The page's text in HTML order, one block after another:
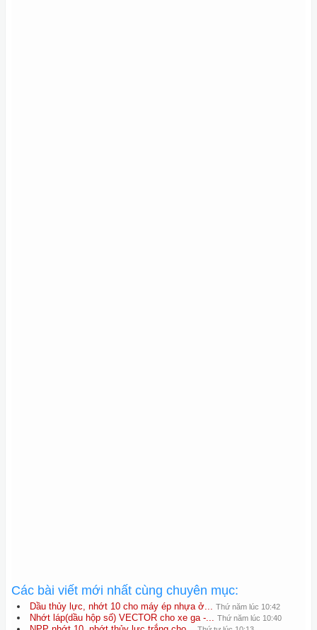
Các bài viết mới nhất cùng chuyên mục:
Dầu thủy lực, nhớt 10 cho máy ép nhựa ở... Thứ năm lúc 10:42
Nhớt láp(dầu hộp số) VECTOR cho xe ga -... Thứ năm lúc 10:40